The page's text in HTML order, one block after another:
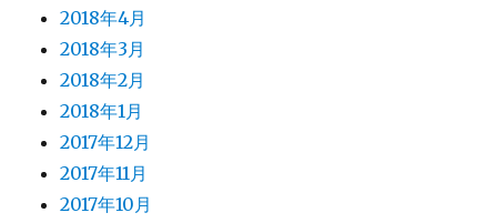
2018年4月
2018年3月
2018年2月
2018年1月
2017年12月
2017年11月
2017年10月